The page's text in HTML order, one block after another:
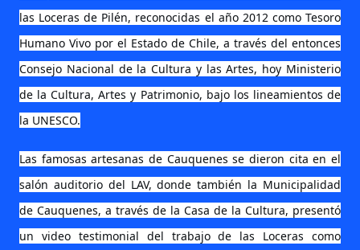
las Loceras de Pilén, reconocidas el año 2012 como Tesoro
Humano Vivo por el Estado de Chile, a través del entonces
Consejo Nacional de la Cultura y las Artes, hoy Ministerio
de la Cultura, Artes y Patrimonio, bajo los lineamientos de
la UNESCO.
Las famosas artesanas de Cauquenes se dieron cita en el
salón auditorio del LAV, donde también la Municipalidad
de Cauquenes, a través de la Casa de la Cultura, presentó
un video testimonial del trabajo de las Loceras como